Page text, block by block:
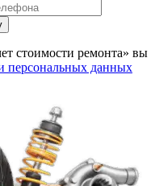
стоимости ремонта» вы
персональных данных